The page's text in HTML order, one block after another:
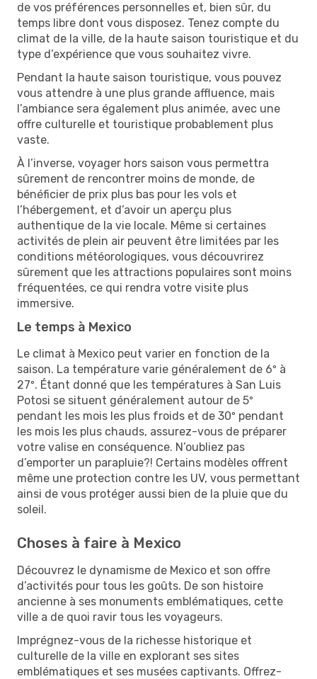
de vos préférences personnelles et, bien sûr, du
temps libre dont vous disposez. Tenez compte du
climat de la ville, de la haute saison touristique et du
type d’expérience que vous souhaitez vivre.
Pendant la haute saison touristique, vous pouvez
vous attendre à une plus grande affluence, mais
l’ambiance sera également plus animée, avec une
offre culturelle et touristique probablement plus
vaste.
À l’inverse, voyager hors saison vous permettra
sûrement de rencontrer moins de monde, de
bénéficier de prix plus bas pour les vols et
l’hébergement, et d’avoir un aperçu plus
authentique de la vie locale. Même si certaines
activités de plein air peuvent être limitées par les
conditions météorologiques, vous découvrirez
sûrement que les attractions populaires sont moins
fréquentées, ce qui rendra votre visite plus
immersive.
Le temps à Mexico
Le climat à Mexico peut varier en fonction de la
saison. La température varie généralement de 6º à
27º. Étant donné que les températures à San Luis
Potosi se situent généralement autour de 5º
pendant les mois les plus froids et de 30º pendant
les mois les plus chauds, assurez-vous de préparer
votre valise en conséquence. N’oubliez pas
d’emporter un parapluie?! Certains modèles offrent
même une protection contre les UV, vous permettant
ainsi de vous protéger aussi bien de la pluie que du
soleil.
Choses à faire à Mexico
Découvrez le dynamisme de Mexico et son offre
d’activités pour tous les goûts. De son histoire
ancienne à ses monuments emblématiques, cette
ville a de quoi ravir tous les voyageurs.
Imprégnez-vous de la richesse historique et
culturelle de la ville en explorant ses sites
emblématiques et ses musées captivants. Offrez-